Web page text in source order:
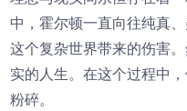
中，霍尔顿一直向往纯真
这个复杂世界带来的伤害
实的人生。在这个过程中
粉碎。